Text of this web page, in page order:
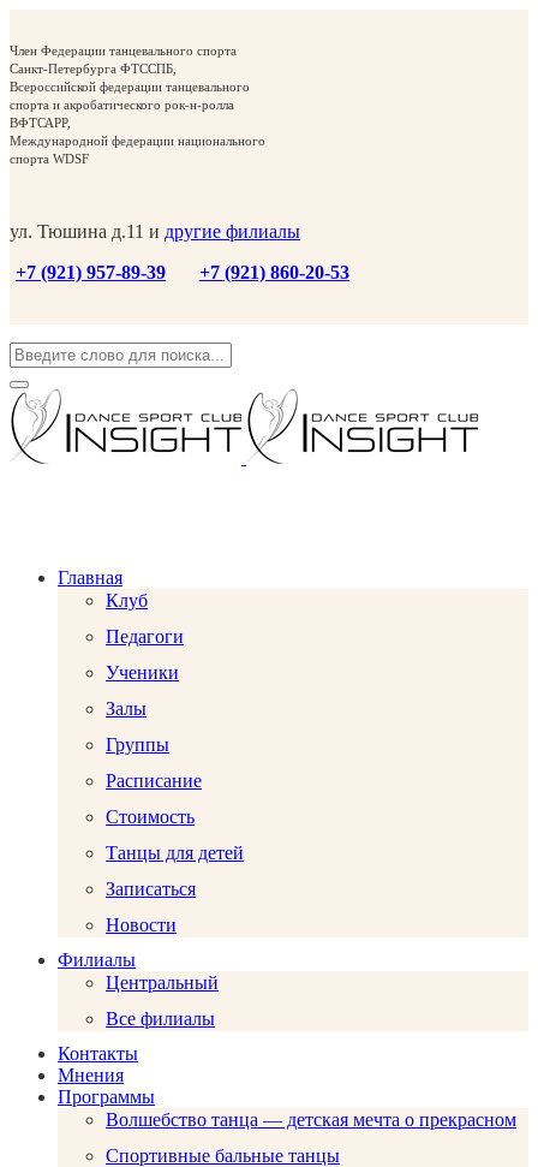
Член Федерации танцевального спорта
Санкт-Петербурга ФТССПБ,
Всероссийской федерации танцевального
спорта и акробатического рок-н-ролла
ВФТСАРР,
Международной федерации национального
спорта WDSF
ул. Тюшина д.11 и другие филиалы
+7 (921) 957-89-39
+7 (921) 860-20-53
Главная
Клуб
Педагоги
Ученики
Залы
Группы
Расписание
Стоимость
Танцы для детей
Записаться
Новости
Филиалы
Центральный
Все филиалы
Контакты
Мнения
Программы
Волшебство танца — детская мечта о прекрасном
Спортивные бальные танцы